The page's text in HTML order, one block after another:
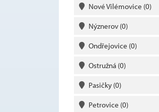
Nové Vilémovice (0)
Nýznerov (0)
Ondřejovice (0)
Ostružná (0)
Pasičky (0)
Petrovice (0)